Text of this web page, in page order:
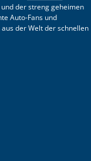
der streng geheimen
Auto-Fans und
der Welt der schnellen